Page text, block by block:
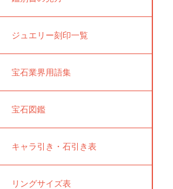
ジュエリー刻印一覧
宝石業界用語集
宝石図鑑
キャラ引き・石引き表
リングサイズ表